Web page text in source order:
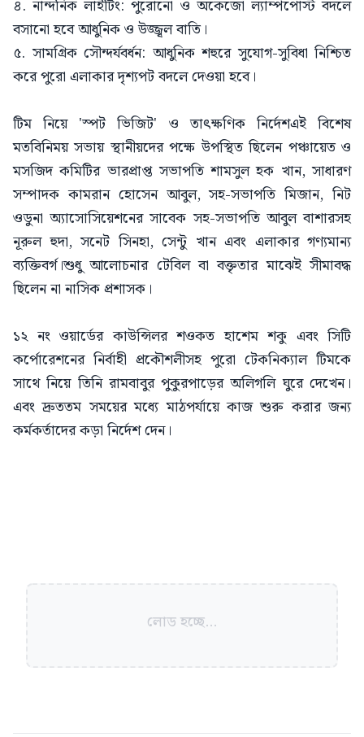
৪. নান্দনিক লাইটিং: পুরোনো ও অকেজো ল্যাম্পপোস্ট বদলে
বসানো হবে আধুনিক ও উজ্জ্বল বাতি।
৫. সামগ্রিক সৌন্দর্যবর্ধন: আধুনিক শহুরে সুযোগ-সুবিধা নিশ্চিত
করে পুরো এলাকার দৃশ্যপট বদলে দেওয়া হবে।
টিম নিয়ে 'স্পট ভিজিট' ও তাৎক্ষণিক নির্দেশএই বিশেষ
মতবিনিময় সভায় স্থানীয়দের পক্ষে উপস্থিত ছিলেন পঞ্চায়েত ও
মসজিদ কমিটির ভারপ্রাপ্ত সভাপতি শামসুল হক খান, সাধারণ
সম্পাদক কামরান হোসেন আবুল, সহ-সভাপতি মিজান, নিট
ওডুনা অ্যাসোসিয়েশনের সাবেক সহ-সভাপতি আবুল বাশারসহ
নূরুল হুদা, সনেট সিনহা, সেন্টু খান এবং এলাকার গণ্যমান্য
ব্যক্তিবর্গ।শুধু আলোচনার টেবিল বা বক্তৃতার মাঝেই সীমাবদ্ধ
ছিলেন না নাসিক প্রশাসক।
১২ নং ওয়ার্ডের কাউন্সিলর শওকত হাশেম শকু এবং সিটি
কর্পোরেশনের নির্বাহী প্রকৌশলীসহ পুরো টেকনিক্যাল টিমকে
সাথে নিয়ে তিনি রামবাবুর পুকুরপাড়ের অলিগলি ঘুরে দেখেন।
এবং দ্রুততম সময়ের মধ্যে মাঠপর্যায়ে কাজ শুরু করার জন্য
কর্মকর্তাদের কড়া নির্দেশ দেন।
লোড হচ্ছে...